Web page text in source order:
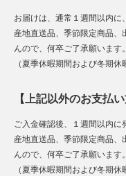
お届けは、通常１週間以内に
産地直送品、季節限定商品
んので、何卒ご了承願います。
（夏季休暇期間および冬期休
【上記以外のお支払い
ご入金確認後、１週間以内に
産地直送品、季節限定商品
んので、何卒ご了承願います。
（夏季休暇期間および冬期休